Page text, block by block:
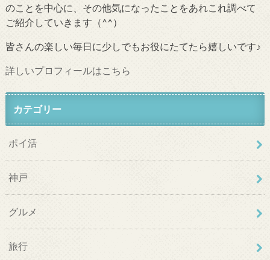
のことを中心に、その他気になったことをあれこれ調べて
ご紹介していきます（^^）
皆さんの楽しい毎日に少しでもお役にたてたら嬉しいです♪
詳しいプロフィールはこちら
カテゴリー
ポイ活
神戸
グルメ
旅行